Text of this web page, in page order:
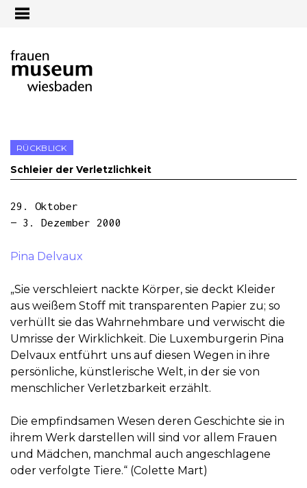
RÜCKBLICK
Schleier der Verletzlichkeit
29. Oktober
— 3. Dezember 2000
Pina Delvaux
„Sie verschleiert nackte Körper, sie deckt Kleider
aus weißem Stoff mit transparenten Papier zu; so
verhüllt sie das Wahrnehmbare und verwischt die
Umrisse der Wirklichkeit. Die Luxemburgerin Pina
Delvaux entführt uns auf diesen Wegen in ihre
persönliche, künstlerische Welt, in der sie von
menschlicher Verletzbarkeit erzählt.
Die empfindsamen Wesen deren Geschichte sie in
ihrem Werk darstellen will sind vor allem Frauen
und Mädchen, manchmal auch angeschlagene
oder verfolgte Tiere.“ (Colette Mart)